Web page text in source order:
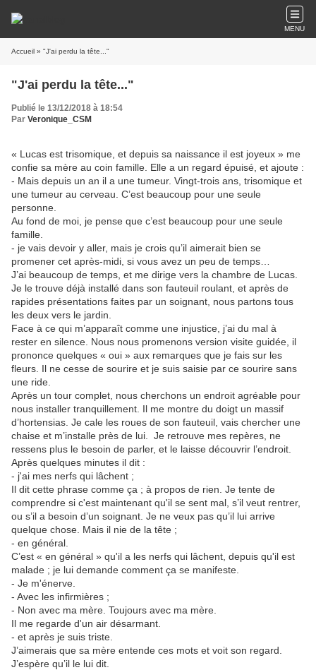
MENU
Accueil » "J'ai perdu la tête..."
"J'ai perdu la tête..."
Publié le 13/12/2018 à 18:54
Par Veronique_CSM
« Lucas est trisomique, et depuis sa naissance il est joyeux » me
confie sa mère au coin famille. Elle a un regard épuisé, et ajoute :
- Mais depuis un an il a une tumeur. Vingt-trois ans, trisomique et
une tumeur au cerveau. C’est beaucoup pour une seule
personne.
Au fond de moi, je pense que c’est beaucoup pour une seule
famille.
- je vais devoir y aller, mais je crois qu’il aimerait bien se
promener cet après-midi, si vous avez un peu de temps…
J’ai beaucoup de temps, et me dirige vers la chambre de Lucas.
Je le trouve déjà installé dans son fauteuil roulant, et après de
rapides présentations faites par un soignant, nous partons tous
les deux vers le jardin.
Face à ce qui m’apparaît comme une injustice, j’ai du mal à
rester en silence. Nous nous promenons version visite guidée, il
prononce quelques « oui » aux remarques que je fais sur les
fleurs. Il ne cesse de sourire et je suis saisie par ce sourire sans
une ride.
Après un tour complet, nous cherchons un endroit agréable pour
nous installer tranquillement. Il me montre du doigt un massif
d’hortensias. Je cale les roues de son fauteuil, vais chercher une
chaise et m’installe près de lui. Je retrouve mes repères, ne
ressens plus le besoin de parler, et le laisse découvrir l’endroit.
Après quelques minutes il dit :
- j'ai mes nerfs qui lâchent ;
Il dit cette phrase comme ça ; à propos de rien. Je tente de
comprendre si c'est maintenant qu'il se sent mal, s’il veut rentrer,
ou s’il a besoin d’un soignant. Je ne veux pas qu’il lui arrive
quelque chose. Mais il nie de la tête ;
- en général.
C’est « en général » qu'il a les nerfs qui lâchent, depuis qu'il est
malade ; je lui demande comment ça se manifeste.
- Je m'énerve.
- Avec les infirmières ;
- Non avec ma mère. Toujours avec ma mère.
Il me regarde d'un air désarmant.
- et après je suis triste.
J’aimerais que sa mère entende ces mots et voit son regard.
J’espère qu’il le lui dit.